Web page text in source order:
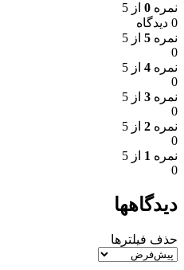
نمره 0 از 5
0 دیدگاه
نمره 5 از 5
0
نمره 4 از 5
0
نمره 3 از 5
0
نمره 2 از 5
0
نمره 1 از 5
0
دیدگاهها
حذف فیلترها